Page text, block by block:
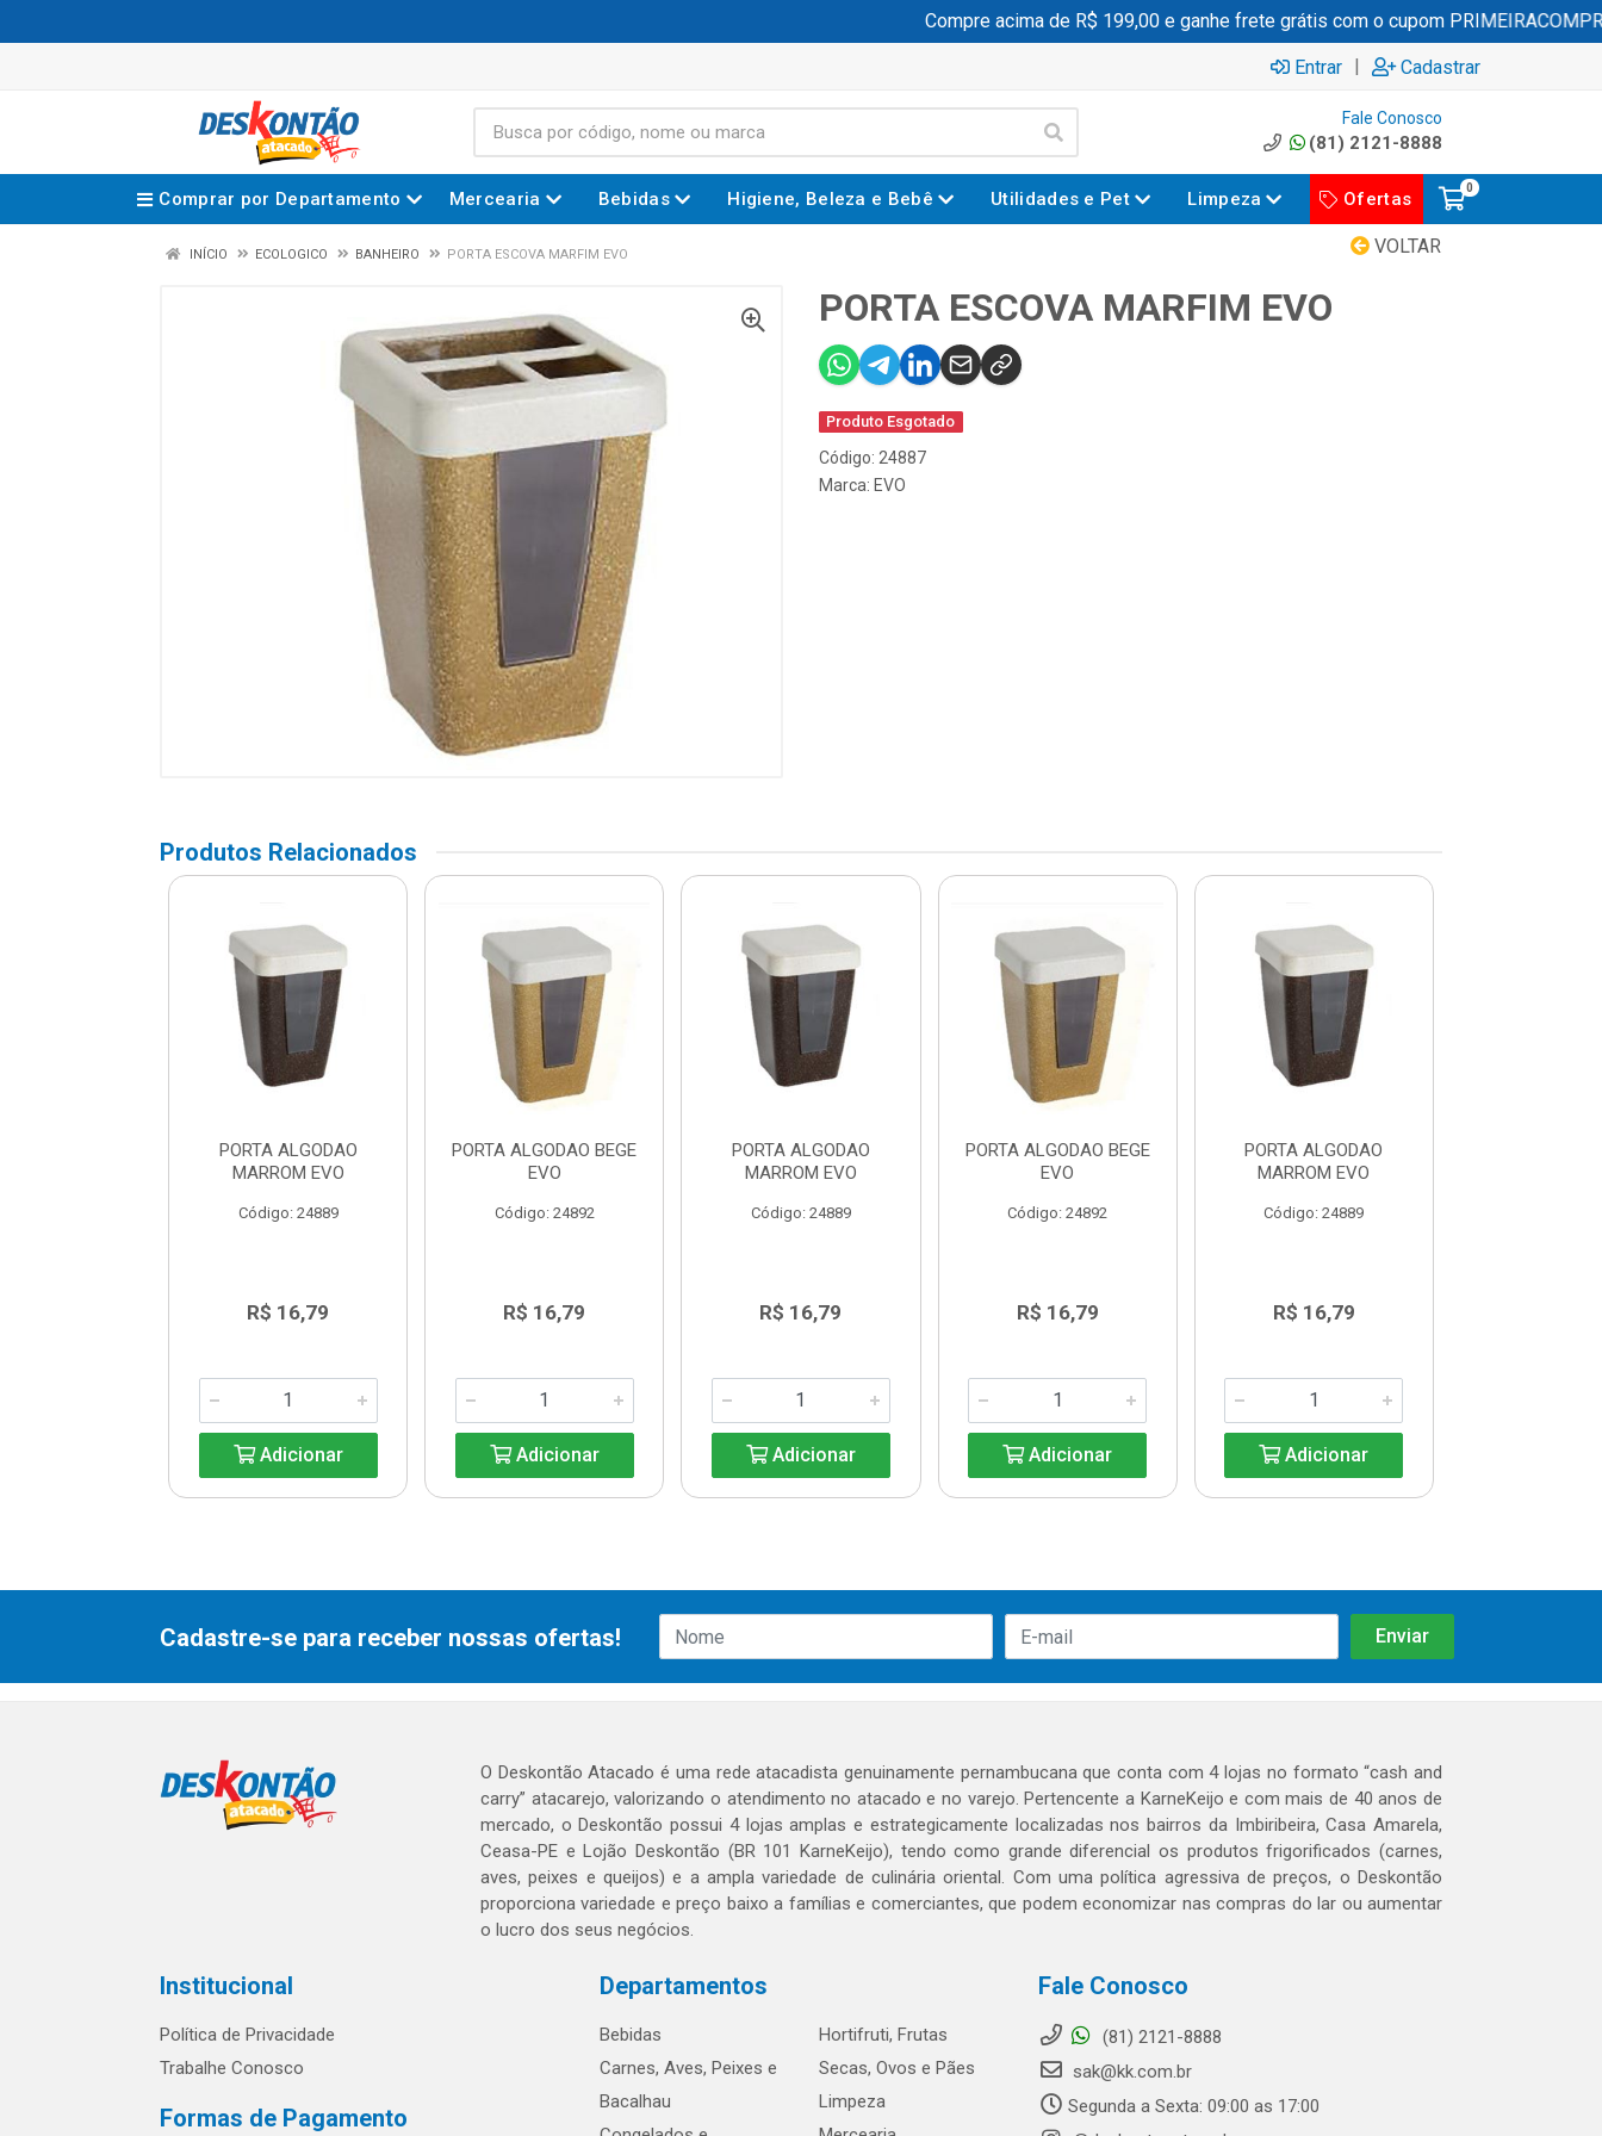
Compre acima de R$ 199,00 e ganhe frete grátis com o cupom PRIMEIRACOMPRA
Entrar | Cadastrar
Fale Conosco
(81) 2121-8888
Comprar por Departamento Mercearia Bebidas Higiene, Beleza e Bebê Utilidades e Pet Limpeza Ofertas
0
VOLTAR
INÍCIO ECOLOGICO BANHEIRO PORTA ESCOVA MARFIM EVO
PORTA ESCOVA MARFIM EVO
Produto Esgotado
Código: 24887
Marca: EVO
Produtos Relacionados
PORTA ALGODAO
MARROM EVO
Código: 24889
R$ 16,79
Adicionar
PORTA ALGODAO BEGE
EVO
Código: 24892
R$ 16,79
Adicionar
PORTA ALGODAO
MARROM EVO
Código: 24889
R$ 16,79
Adicionar
PORTA ALGODAO BEGE
EVO
Código: 24892
R$ 16,79
Adicionar
PORTA ALGODAO
MARROM EVO
Código: 24889
R$ 16,79
Adicionar
Cadastre-se para receber nossas ofertas!
O Deskontão Atacado é uma rede atacadista genuinamente pernambucana que conta com 4 lojas no formato “cash and
carry” atacarejo, valorizando o atendimento no atacado e no varejo. Pertencente a KarneKeijo e com mais de 40 anos de
mercado, o Deskontão possui 4 lojas amplas e estrategicamente localizadas nos bairros da Imbiribeira, Casa Amarela,
Ceasa-PE e Lojão Deskontão (BR 101 KarneKeijo), tendo como grande diferencial os produtos frigorificados (carnes,
aves, peixes e queijos) e a ampla variedade de culinária oriental. Com uma política agressiva de preços, o Deskontão
proporciona variedade e preço baixo a famílias e comerciantes, que podem economizar nas compras do lar ou aumentar
o lucro dos seus negócios.
Institucional
Política de Privacidade
Trabalhe Conosco
Formas de Pagamento
Departamentos
Bebidas
Carnes, Aves, Peixes e
Bacalhau
Hortifruti, Frutas
Secas, Ovos e Pães
Limpeza
Fale Conosco
(81) 2121-8888
sak@kk.com.br
Segunda a Sexta: 09:00 as 17:00